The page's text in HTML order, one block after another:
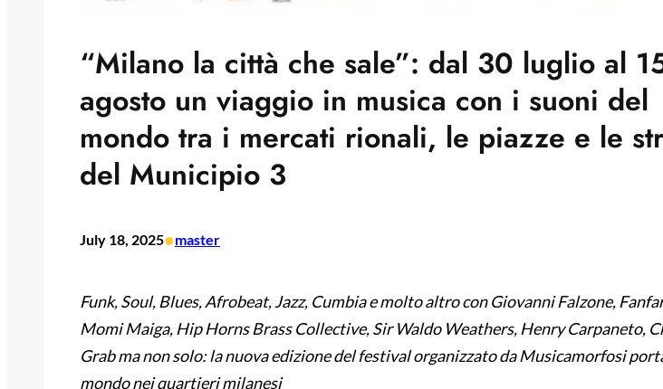
“Milano la città che sale”: dal 30 luglio al
agosto un viaggio in musica con i suoni del
mondo tra i mercati rionali, le piazze e le
del Municipio 3
July 18, 2025•master
Funk, Soul, Blues, Afrobeat, Jazz, Cumbia e molto altro con Giovanni Falzone,
Momi Maiga, Hip Horns Brass Collective, Sir Waldo Weathers, Henry Carpaneto,
Grabma non solo: la nuova edizione del festival organizzato da Musicamorfosi
mondo nei quartieri milanesi